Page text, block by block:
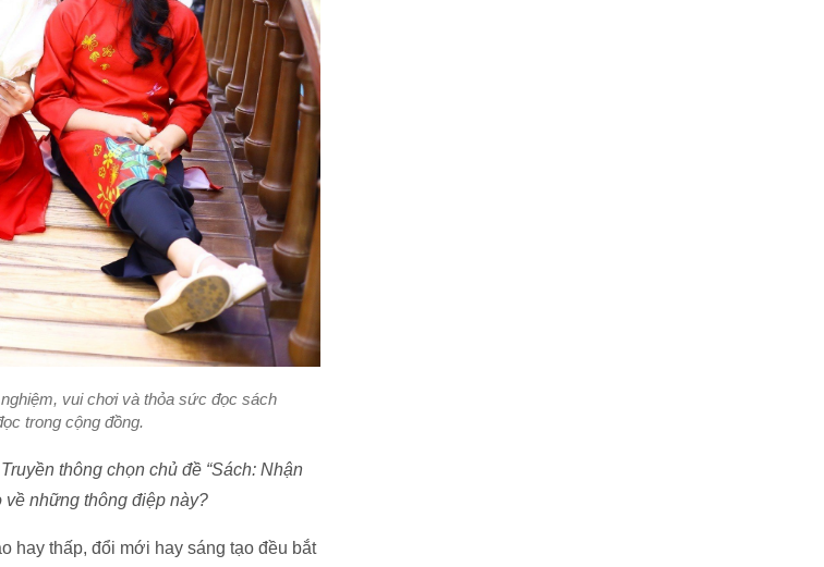
vui chơi và thỏa sức đọc sách
trong cộng đồng.
thông chọn chủ đề “Sách: Nhận
về những thông điệp này?
hay thấp, đổi mới hay sáng tạo đều bắt